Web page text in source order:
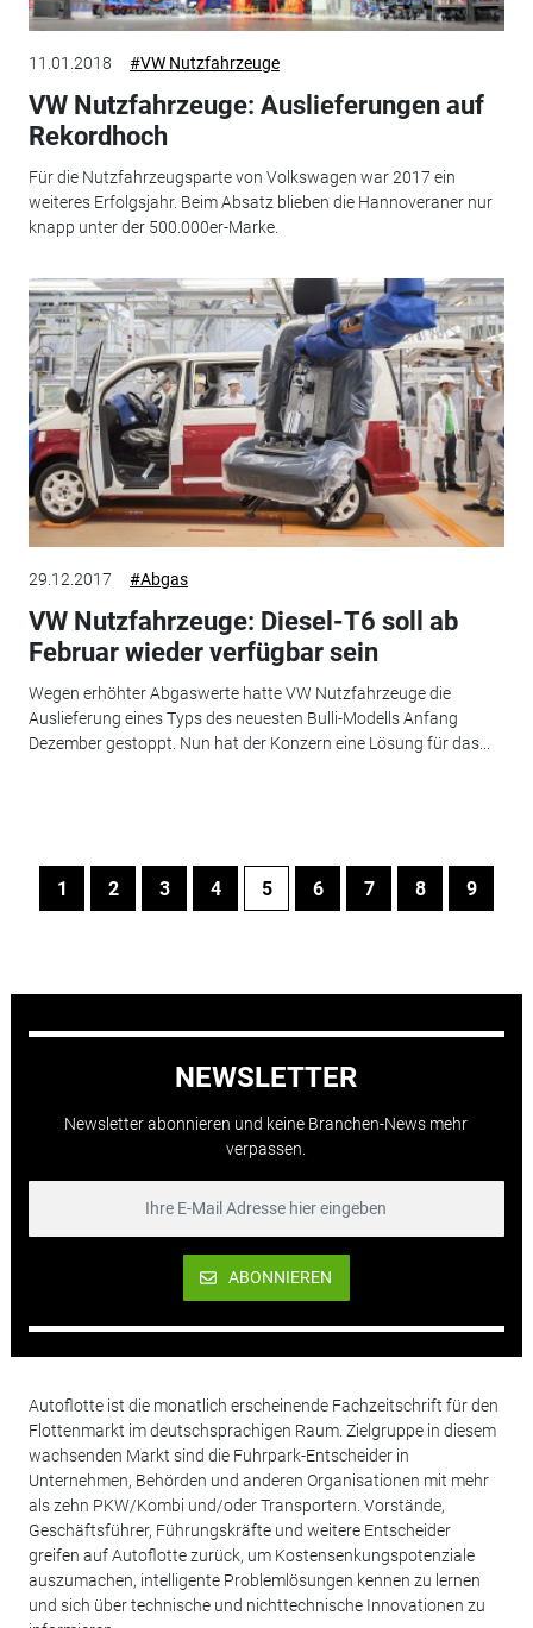
11.01.2018 #VW Nutzfahrzeuge
VW Nutzfahrzeuge: Auslieferungen auf
Rekordhoch
Für die Nutzfahrzeugsparte von Volkswagen war 2017 ein
weiteres Erfolgsjahr. Beim Absatz blieben die Hannoveraner nur
knapp unter der 500.000er-Marke.
29.12.2017 #Abgas
VW Nutzfahrzeuge: Diesel-T6 soll ab
Februar wieder verfügbar sein
Wegen erhöhter Abgaswerte hatte VW Nutzfahrzeuge die
Auslieferung eines Typs des neuesten Bulli-Modells Anfang
Dezember gestoppt. Nun hat der Konzern eine Lösung für das...
1 2 3 4 5 6 7 8 9
NEWSLETTER
Newsletter abonnieren und keine Branchen-News mehr
verpassen.
ABONNIEREN
Autoflotte ist die monatlich erscheinende Fachzeitschrift für den
Flottenmarkt im deutschsprachigen Raum. Zielgruppe in diesem
wachsenden Markt sind die Fuhrpark-Entscheider in
Unternehmen, Behörden und anderen Organisationen mit mehr
als zehn PKW/Kombi und/oder Transportern. Vorstände,
Geschäftsführer, Führungskräfte und weitere Entscheider
greifen auf Autoflotte zurück, um Kostensenkungspotenziale
auszumachen, intelligente Problemlösungen kennen zu lernen
und sich über technische und nichttechnische Innovationen zu